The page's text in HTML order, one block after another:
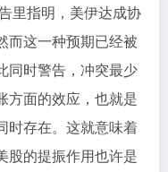
里指明，美伊达成协
而这一种预期已经被
同时警告，冲突最少
方面的效应，也就是
时存在。这就意味着
股的提振作用也许是